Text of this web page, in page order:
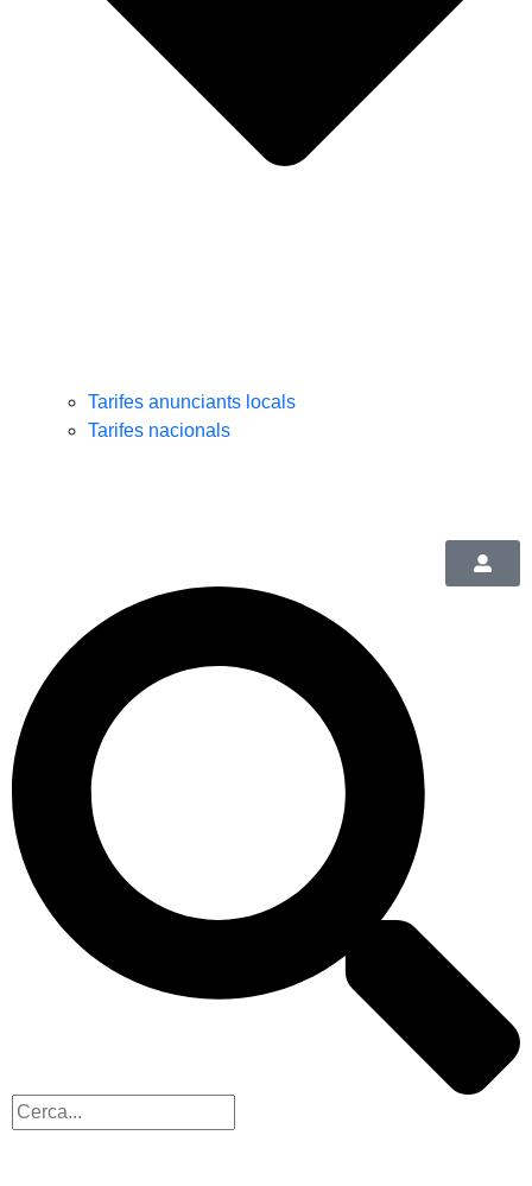
Tarifes anunciants locals
Tarifes nacionals